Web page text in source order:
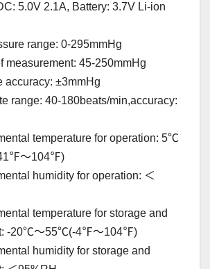
5.0V 2.1A, Battery: 3.7V Li-ion
range: 0-295mmHg
measurement: 45-250mmHg
accuracy: ±3mmHg
range: 40-180beats/min,accuracy:
temperature for operation: 5℃
～104℉)
humidity for operation: ＜
temperature for storage and
-20℃～55℃(-4℉～104℉)
humidity for storage and